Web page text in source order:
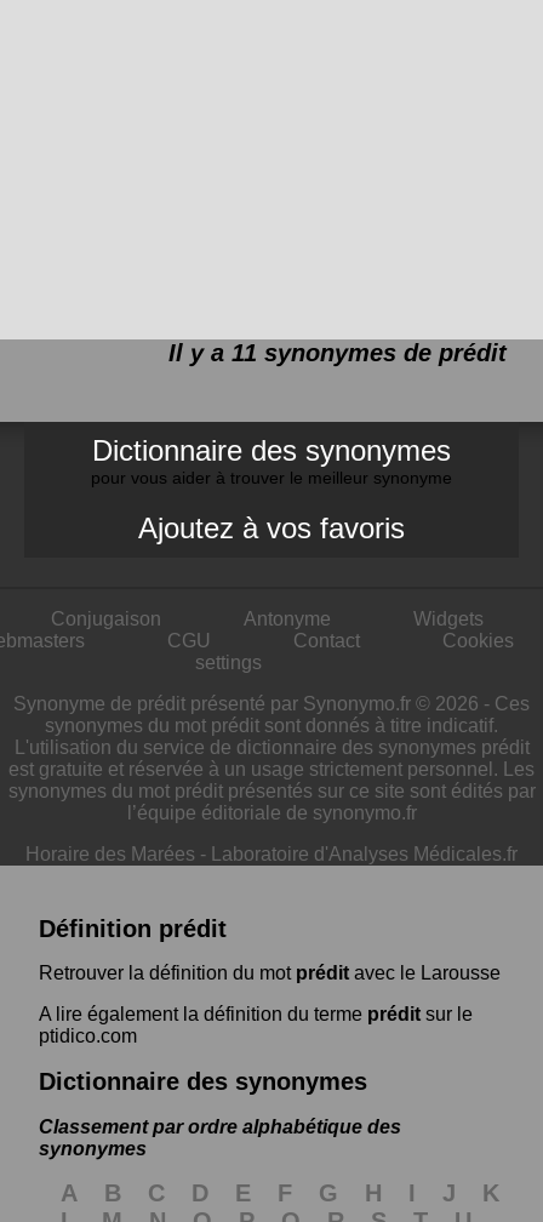
Il y a 11 synonymes de prédit
Dictionnaire des synonymes
pour vous aider à trouver le meilleur synonyme
Ajoutez à vos favoris
Conjugaison Antonyme
Widgets
CGU Contact
Cookies
settings
Synonyme de prédit présenté par Synonymo.fr © 2026 - Ces
synonymes du mot prédit sont donnés à titre indicatif.
L'utilisation du service de dictionnaire des synonymes prédit
est gratuite et réservée à un usage strictement personnel. Les
synonymes du mot prédit présentés sur ce site sont édités par
l’équipe éditoriale de synonymo.fr
Horaire des Marées - Laboratoire d'Analyses Médicales.fr
Définition prédit
Retrouver la définition du mot prédit avec le Larousse
A lire également la définition du terme prédit sur le
ptidico.com
Dictionnaire des synonymes
Classement par ordre alphabétique des
synonymes
A B C D E F G H I J
K